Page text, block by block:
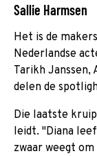
Sallie Harmsen
Het is de
Nederlandse
Tarikh Janssen,
delen de
Die laatste
leidt. "Diana
zwaar weegt